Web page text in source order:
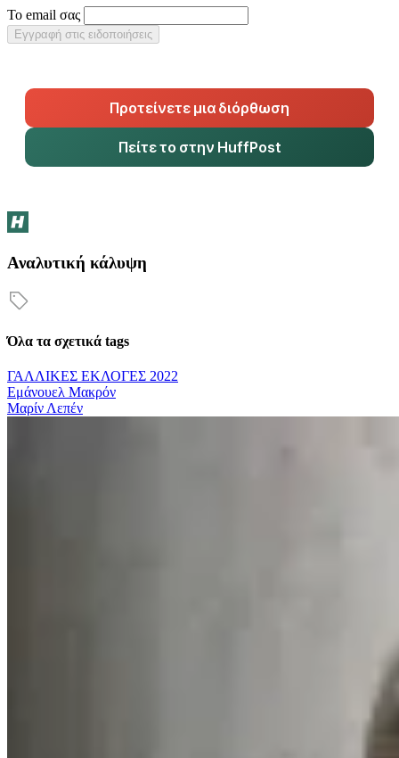
Το email σας
Εγγραφή στις ειδοποιήσεις
Προτείνετε μια διόρθωση
Πείτε το στην HuffPost
Αναλυτική κάλυψη
Όλα τα σχετικά tags
ΓΑΛΛΙΚΕΣ ΕΚΛΟΓΕΣ 2022
Εμάνουελ Μακρόν
Μαρίν Λεπέν